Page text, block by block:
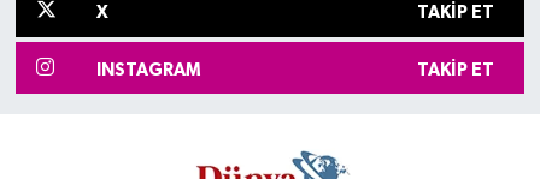
X TAKIP ET
INSTAGRAM TAKIP ET